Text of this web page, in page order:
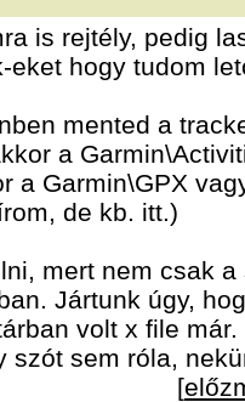
is rejtély, pedig
eket hogy tudom
mented a
a
a Garmin\GPX
de kb. itt.)
mert nem csak
Jártunk úgy,
volt x file
szót sem róla,
[